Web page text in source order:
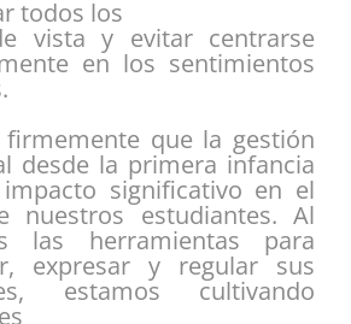
todos los
vista y evitar centrarse
en los sentimientos
firmemente que la gestión
desde la primera infancia
significativo en el
nuestros estudiantes. Al
las herramientas para
expresar y regular sus
estamos cultivando